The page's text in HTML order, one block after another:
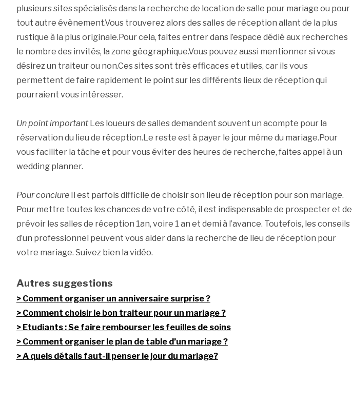
plusieurs sites spécialisés dans la recherche de location de salle pour mariage ou pour
tout autre évènement.Vous trouverez alors des salles de réception allant de la plus
rustique à la plus originale.Pour cela, faites entrer dans l’espace dédié aux recherches
le nombre des invités, la zone géographique.Vous pouvez aussi mentionner si vous
désirez un traiteur ou non.Ces sites sont très efficaces et utiles, car ils vous
permettent de faire rapidement le point sur les différents lieux de réception qui
pourraient vous intéresser.
Un point importantLes loueurs de salles demandent souvent un acompte pour la
réservation du lieu de réception.Le reste est à payer le jour même du mariage.Pour
vous faciliter la tâche et pour vous éviter des heures de recherche, faites appel à un
wedding planner.
Pour conclureIl est parfois difficile de choisir son lieu de réception pour son mariage.
Pour mettre toutes les chances de votre côté, il est indispensable de prospecter et de
prévoir les salles de réception 1an, voire 1 an et demi à l’avance. Toutefois, les conseils
d’un professionnel peuvent vous aider dans la recherche de lieu de réception pour
votre mariage. Suivez bien la vidéo.
Autres suggestions
Comment organiser un anniversaire surprise ?
Comment choisir le bon traiteur pour un mariage ?
Etudiants : Se faire rembourser les feuilles de soins
Comment organiser le plan de table d’un mariage ?
A quels détails faut-il penser le jour du mariage?